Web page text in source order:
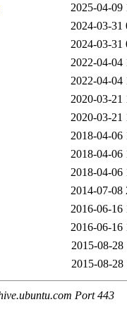
2025-04-09
2024-03-31
2024-03-31
2022-04-04
2022-04-04
2020-03-21
2020-03-21
2018-04-06
2018-04-06
2018-04-06
2014-07-08
2016-06-16
2016-06-16
2015-08-28
2015-08-28
Port 443